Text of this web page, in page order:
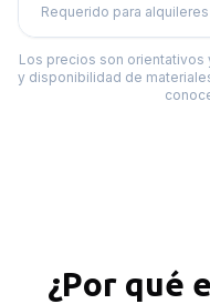
Requerido para alquileres
Los precios son orientativos
y disponibilidad de
¿Por qué